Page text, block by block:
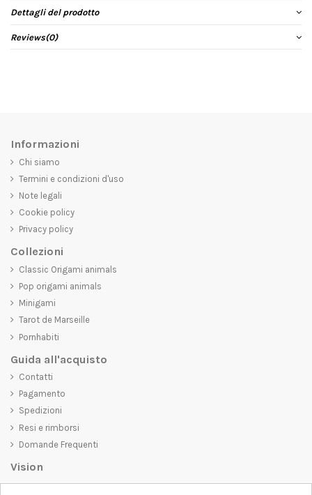
Dettagli del prodotto
Reviews(0)
Informazioni
Chi siamo
Termini e condizioni d'uso
Note legali
Cookie policy
Privacy policy
Collezioni
Classic Origami animals
Pop origami animals
Minigami
Tarot de Marseille
Pornhabiti
Guida all'acquisto
Contatti
Pagamento
Spedizioni
Resi e rimborsi
Domande Frequenti
Vision